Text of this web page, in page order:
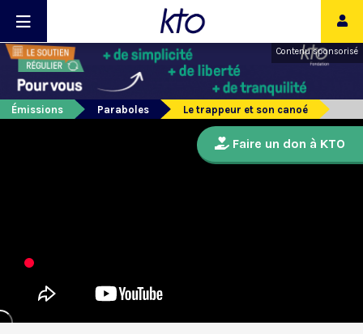
Contenu sponsorisé
Émissions Paraboles Le trappeur et son canoé
Faire un don à KTO